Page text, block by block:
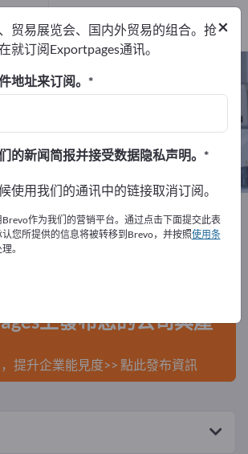
形外科 – 查找制造商和供
14 1
制造商14
经销商1
与实验室 生理疗法与矫形外科
免費刊登廣告！
商品 – 商業聯繫 >> 由此開始
上發布您的公司與產
提升企業能見度>> 點此發布資訊
×
贸易展览会、国内外贸易的组合。抢
就订阅Exportpages通讯。
地址来订阅。
的新闻简报并接受数据隐私声明。
使用我们的通讯中的链接取消订阅。
作为我们的营销平台。通过点击下面提交此表
您所提供的信息将被转移到Brevo，并按照使用条
。